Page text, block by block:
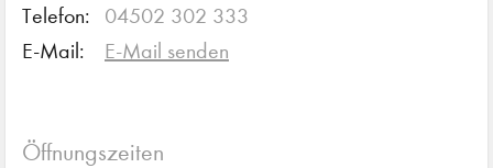
Telefon:
04502 302 333
E-Mail:
E-Mail senden
Öffnungszeiten